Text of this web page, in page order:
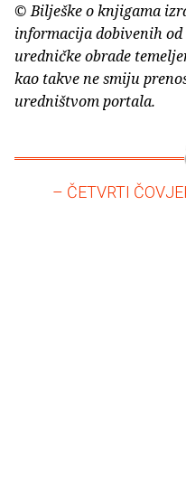
© Bilješke o knjigama
informacija dobivenih
uredničke obrade
kao takve ne smiju
uredništvom portala.
– ČETVRTI